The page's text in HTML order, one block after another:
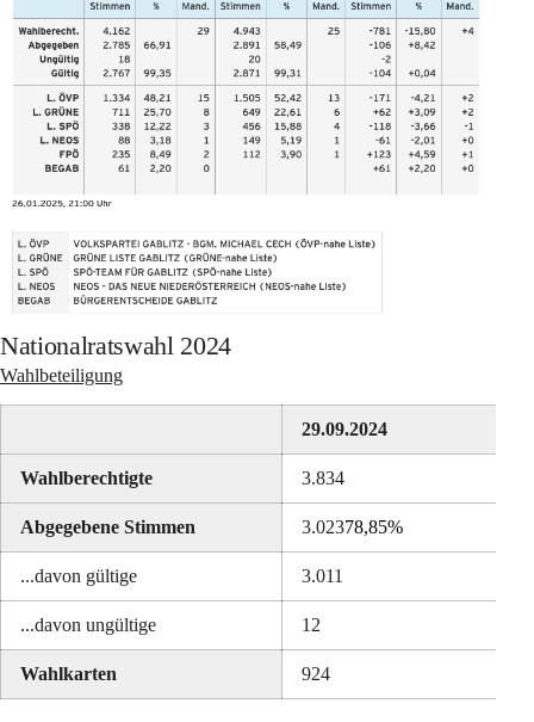
Nationalratswahl 2024
Wahlbeteiligung
29.09.2024
Wahlberechtigte 3.834
Abgegebene Stimmen 3.02378,85%
...davon gültige 3.011
...davon ungültige 12
Wahlkarten 924